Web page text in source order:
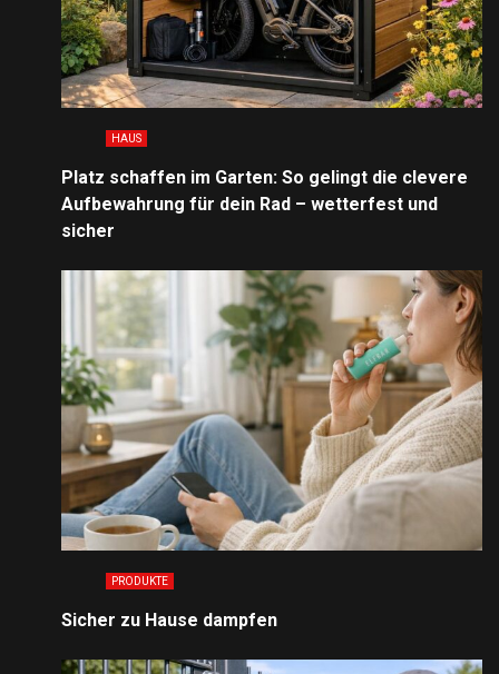
HAUS
Platz schaffen im Garten: So gelingt die clevere
Aufbewahrung für dein Rad – wetterfest und
sicher
PRODUKTE
Sicher zu Hause dampfen